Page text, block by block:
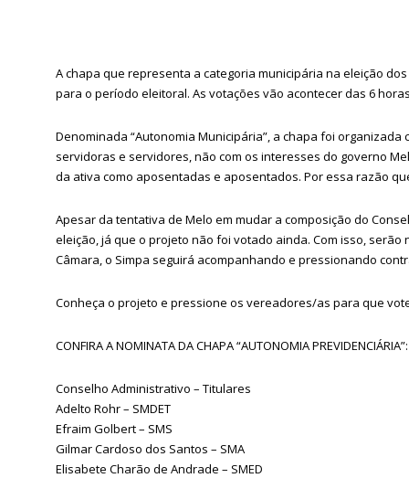
A chapa que representa a categoria municipária na eleição
para o período eleitoral. As votações vão acontecer das 6
Denominada “Autonomia Municipária”, a chapa foi
servidoras e servidores, não com os interesses do governo
da ativa como aposentadas e aposentados. Por essa razão
Apesar da tentativa de Melo em mudar a composição do
eleição, já que o projeto não foi votado ainda. Com isso,
Câmara, o Simpa seguirá acompanhando e pressionando
Conheça o projeto e pressione os vereadores/as para que
CONFIRA A NOMINATA DA CHAPA “AUTONOMIA PREVIDENCIÁRIA”:
Conselho Administrativo – Titulares
Adelto Rohr – SMDET
Efraim Golbert – SMS
Gilmar Cardoso dos Santos – SMA
Elisabete Charão de Andrade – SMED